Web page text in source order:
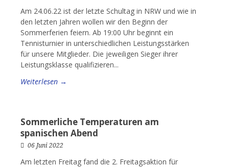
Am 24.06.22 ist der letzte Schultag in NRW und wie in
den letzten Jahren wollen wir den Beginn der
Sommerferien feiern. Ab 19:00 Uhr beginnt ein
Tennisturnier in unterschiedlichen Leistungsstärken
für unsere Mitglieder. Die jeweiligen Sieger ihrer
Leistungsklasse qualifizieren...
Weiterlesen →
Sommerliche Temperaturen am
spanischen Abend
06 Juni 2022
Am letzten Freitag fand die 2. Freitagsaktion für